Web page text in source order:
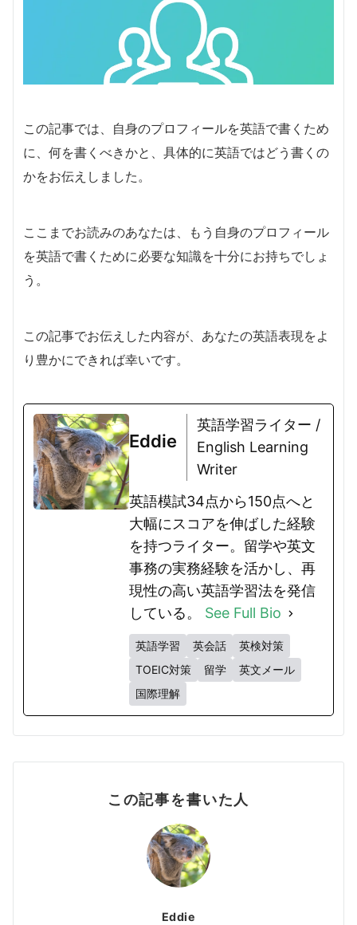
この記事では、自身のプロフィールを英語で書くため
に、何を書くべきかと、具体的に英語ではどう書くの
かをお伝えしました。
ここまでお読みのあなたは、もう自身のプロフィール
を英語で書くために必要な知識を十分にお持ちでしょ
う。
この記事でお伝えした内容が、あなたの英語表現をよ
り豊かにできれば幸いです。
Eddie
英語学習ライター /
English Learning
Writer
英語模試34点から150点へと
大幅にスコアを伸ばした経験
を持つライター。留学や英文
事務の実務経験を活かし、再
現性の高い英語学習法を発信
している。 See Full Bio
英語学習 英会話
英検対策
TOEIC対策
留学
英文メール
国際理解
この記事を書いた人
Eddie